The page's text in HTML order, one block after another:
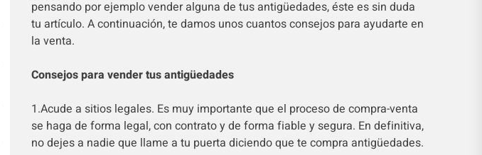
pensando por ejemplo vender alguna de tus antigüedades, éste es sin duda
tu artículo. A continuación, te damos unos cuantos consejos para ayudarte en
la venta.
Consejos para vender tus antigüedades
1.Acude a sitios legales. Es muy importante que el proceso de compra-venta
se haga de forma legal, con contrato y de forma fiable y segura. En definitiva,
no dejes a nadie que llame a tu puerta diciendo que te compra antigüedades.